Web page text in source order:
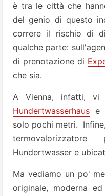
è tra le città che
del genio di questo
correre il rischio di
qualche parte:
di prenotazione di
che sia.
A Vienna, infatti, vi
Hundertwasserhaus e
solo pochi metri.
Hundertwasser e
Ma vediamo un po'
originale, moderna